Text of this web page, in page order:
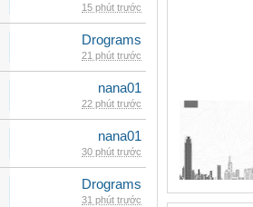
15 phút trước
Drograms
21 phút trước
nana01
22 phút trước
nana01
30 phút trước
Drograms
31 phút trước